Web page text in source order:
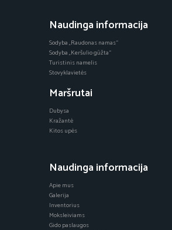
Naudinga informacija
Sodyba „Raudonas namas“
Sodyba „Keršulio gūžta“
Turistinis namelis
Stovyklavietės
Maršrutai
Dubysa
Kražantė
Kitos upės
Naudinga informacija
Apie mus
Galerija
Inventorius
Moksleiviams
Gido paslaugos